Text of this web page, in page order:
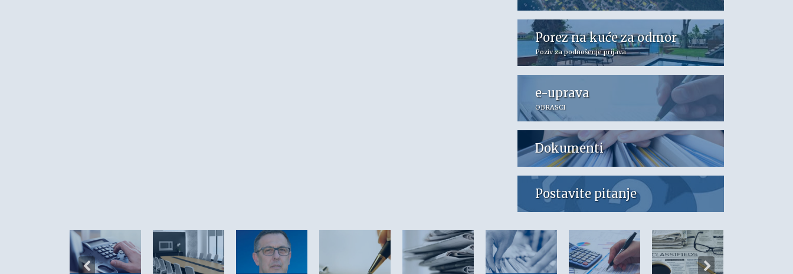
Porez na kuće za odmor
Poziv za podnošenje prijava
e-uprava
OBRASCI
Dokumenti
Postavite pitanje